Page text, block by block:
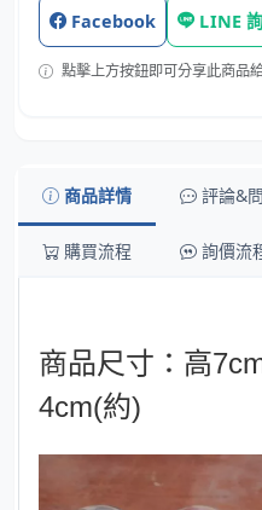
Facebook LINE
點擊上方按鈕即可分享此商品
商品詳情 評論&
購買流程 詢價流
商品尺寸：高
4cm(約)